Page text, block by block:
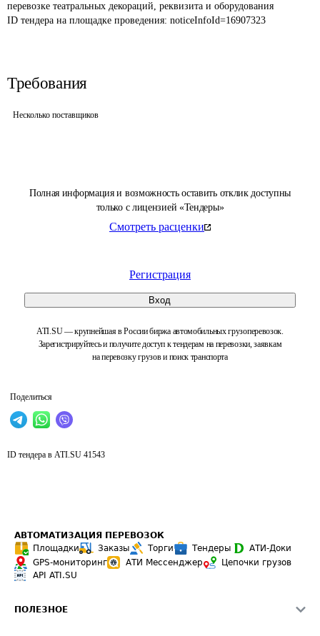
Полная информация и возможность оставить отклик доступны
только с лицензией «Тендеры»
Смотреть расценки
Регистрация
Вход
ATI.SU — крупнейшая в России биржа автомобильных грузоперевозок.
Зарегистрируйтесь и получите доступ к тендерам на перевозки, заявкам
на перевозку грузов и поиск транспорта
Поделиться
перевозке театральных декораций, реквизита и оборудования
ID тендера на площадке проведения: noticeInfoId=16907323
Требования
Несколько поставщиков
ID тендера в ATI.SU 41543
АВТОМАТИЗАЦИЯ ПЕРЕВОЗОК
Площадки
Заказы Торги Тендеры
АТИ-Доки
GPS-мониторинг
АТИ Мессенджер
Цепочки грузов
API ATI.SU
ПОЛЕЗНОЕ